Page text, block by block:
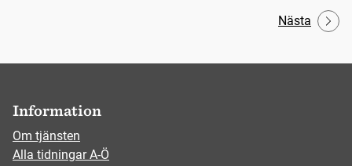
Nästa
Information
Om tjänsten
Alla tidningar A-Ö